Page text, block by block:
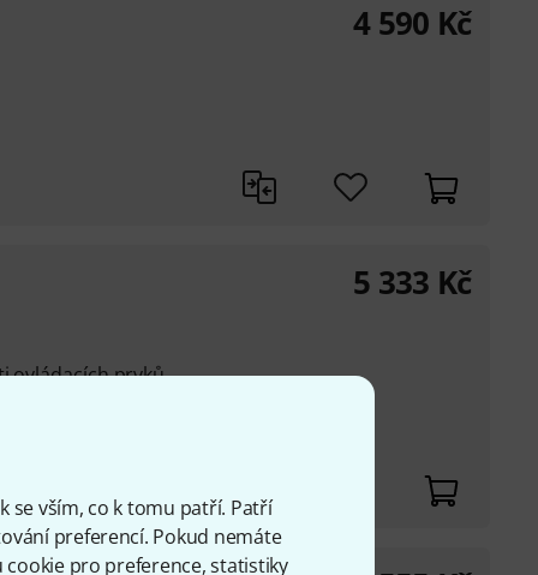
se vším, co k tomu patří. Patří
preferencí. Pokud nemáte
pro preference, statistiky
4 590 Kč
ovládacích prvků
5 333 Kč